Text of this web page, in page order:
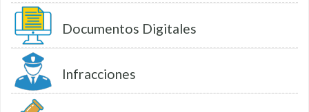
Documentos Digitales
Infracciones